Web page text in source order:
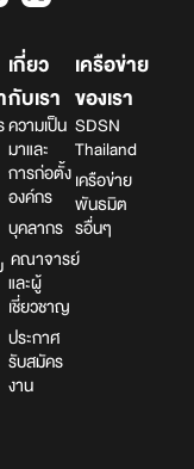
เกี่ยว
กับเรา
ความเป็น
มาและ
การก่อตั้ง
องค์กร
บุคลากร
คณาจารย์
และผู้
เชี่ยวชาญ
ประกาศ
รับสมัคร
งาน
เครือข่าย
ของเรา
SDSN
Thailand
เครือข่าย
พันธมิต
รอื่นๆ